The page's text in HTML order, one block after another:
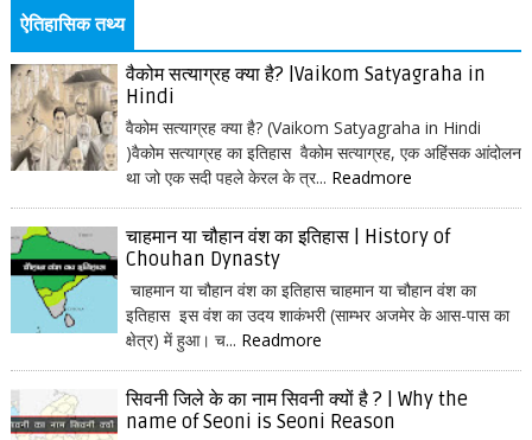
ऐतिहासिक तथ्य
वैकोम सत्याग्रह क्या है? |Vaikom Satyagraha in
Hindi
वैकोम सत्याग्रह क्या है? (Vaikom Satyagraha in Hindi
)वैकोम सत्याग्रह का इतिहास वैकोम सत्याग्रह, एक अहिंसक आंदोलन
था जो एक सदी पहले केरल के त्र... Readmore
चाहमान या चौहान वंश का इतिहास | History of
Chouhan Dynasty
चाहमान या चौहान वंश का इतिहास चाहमान या चौहान वंश का
इतिहास इस वंश का उदय शाकंभरी (साम्भर अजमेर के आस-पास का
क्षेत्र) में हुआ। च... Readmore
सिवनी जिले के का नाम सिवनी क्यों है ? | Why the
name of Seoni is Seoni Reason